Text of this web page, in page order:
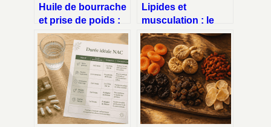
Huile de bourrache
et prise de poids :
ce qu’il faut
vraiment savoir
Lipides et
musculation : le
guide complet pour
mieux progresser